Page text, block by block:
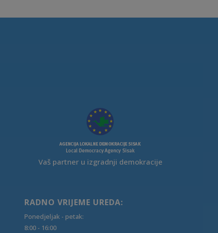
Vaš partner u izgradnji demokracije
RADNO VRIJEME UREDA:
Ponedjeljak - petak:
8:00 - 16:00